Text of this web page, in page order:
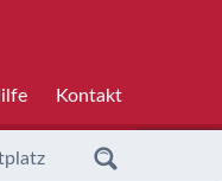
Kontakt